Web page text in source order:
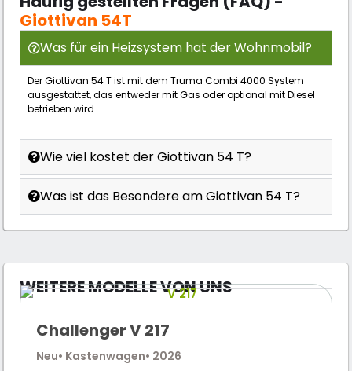
Giottivan 54T
Was für ein Heizsystem hat der Wohnmobil?
Der Giottivan 54 T ist mit dem Truma Combi 4000 System
ausgestattet, das entweder mit Gas oder optional mit Diesel
betrieben wird.
Wie viel kostet der Giottivan 54 T?
Was ist das Besondere am Giottivan 54 T?
WEITERE MODELLE VON UNS
Challenger V 217
Neu• Kastenwagen• 2026